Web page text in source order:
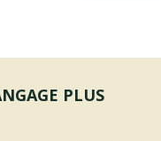
PLUS